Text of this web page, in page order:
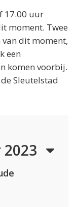
17.00 uur
moment. Twee
dit moment,
een
komen voorbij.
Sleutelstad